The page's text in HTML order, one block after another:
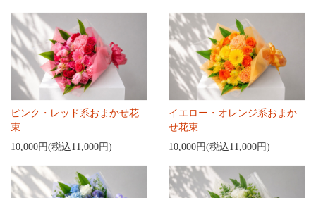
ピンク・レッド系おまかせ花
束
10,000円(税込11,000円)
イエロー・オレンジ系おまか
せ花束
10,000円(税込11,000円)